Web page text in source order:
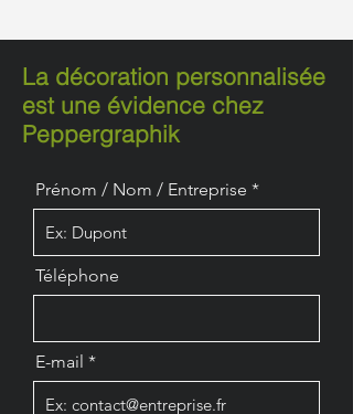
La décoration personnalisée
est une évidence chez
Peppergraphik
Prénom / Nom / Entreprise
Téléphone
E-mail